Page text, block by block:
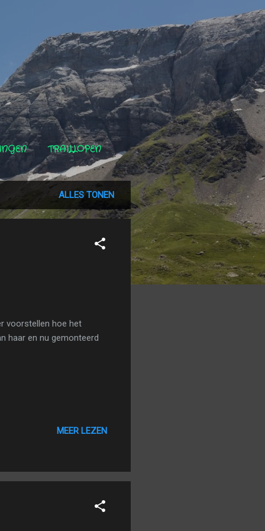
TRAILLOPEN
ALLES TONEN
voorstellen hoe het
haar en nu gemonteerd
MEER LEZEN